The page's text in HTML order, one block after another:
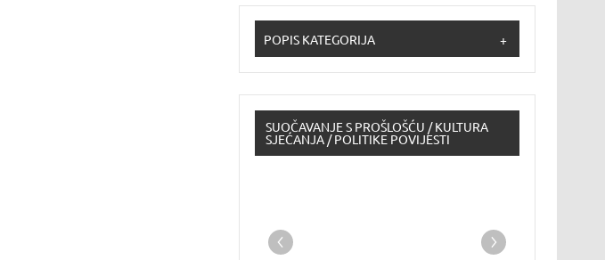
POPIS KATEGORIJA +
SUOČAVANJE S PROŠLOŠĆU / KULTURA
SJEĆANJA / POLITIKE POVIJESTI